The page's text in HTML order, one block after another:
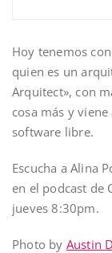
Hoy tenemos
quien es un
Arquitect», con
cosa más y
software libre.
Escucha a Alina
en el podcast de
jueves 8:30pm.
Photo by Austin